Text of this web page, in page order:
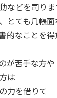
などを司りま
とても几帳
的なことを得
が苦手な方や
は
力を借りて